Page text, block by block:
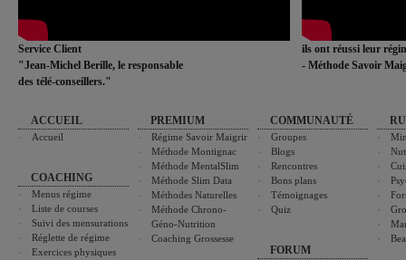
Service Client
"Jean-Michel Berille, le responsable
des télé-conseillers."
ils ont réussi leur
- Méthode Savoir
ACCUEIL
Accueil
COACHING
Menus régime
Liste de courses
Suivi des mensurations
Réglette de régime
Exercices physiques
PREMIUM
Régime Savoir Maigrir
Méthode Montignac
Méthode MentalSlim
Méthode Slim Data
Méthodes Naturelles
Méthode Chrono-
Géno-Nutrition
Coaching Grossesse
COMMUNAUTÉ
Groupes
Blogs
Rencontres
Bons plans
Témoignages
Quiz
FORUM